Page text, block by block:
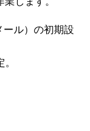
ール）の初期設